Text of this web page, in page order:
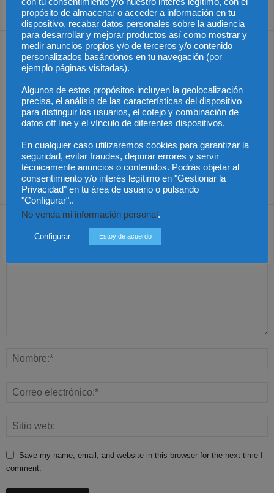
Peñafort
Artículos relacionados Más del autor
propiedad intelectual en
el extranjero: claves
lingüísticas y jurídicas
aprueba el informe al
anteproyecto de Ley de
Familias por
unanimidad
Últimas modificaciones
Dejar una respuesta
Save my name, email, and website in this browser for the next time I
comment.
propósito de almacenar o acceder a información en tu
dispositivo, recabar datos personales sobre la audiencia
para desarrollar y mejorar productos así como mostrar y
medir anuncios propios y/o de terceros y/o contenido
personalizados basándonos en tu navegación (por
ejemplo páginas visitadas).
Algunos de estos propósitos incluyen la geolocalización
precisa, el análisis de las características del dispositivo
para distinguir los usuarios, el cotejo y combinación de
datos off line y el vínculo de diferentes dispositivos.
En cualquier caso utilizaremos cookies para garantizar la
seguridad, evitar fraudes, depurar errores y servir
técnicamente anuncios o contenidos. Podrás objetar al
consentimiento y/o interés legítimo en "Gestionar la
Privacidad" en tu área de usuario o pulsando
"Configurar"..
No venda mi información personal .
Configurar Estoy de acuerdo